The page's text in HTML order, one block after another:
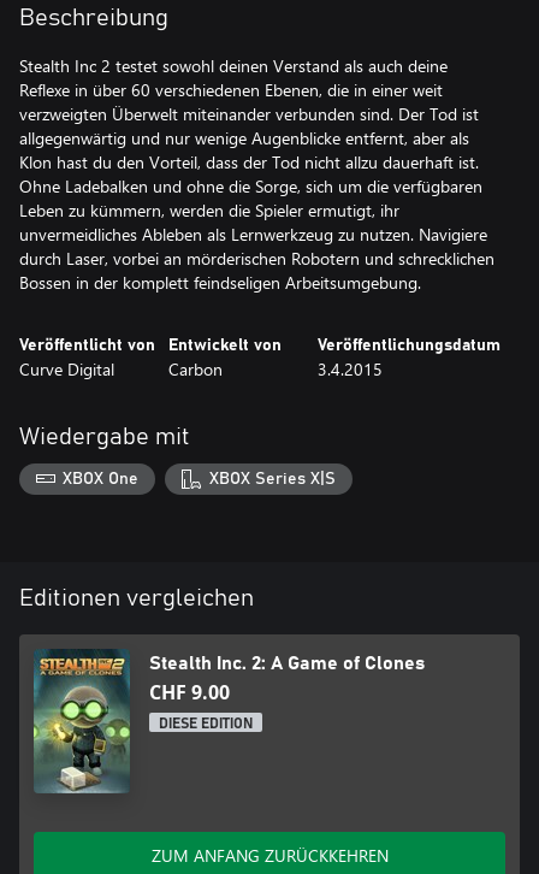
Beschreibung
Stealth Inc 2 testet sowohl deinen Verstand als auch deine
Reflexe in über 60 verschiedenen Ebenen, die in einer weit
verzweigten Überwelt miteinander verbunden sind. Der Tod ist
allgegenwärtig und nur wenige Augenblicke entfernt, aber als
Klon hast du den Vorteil, dass der Tod nicht allzu dauerhaft ist.
Ohne Ladebalken und ohne die Sorge, sich um die verfügbaren
Leben zu kümmern, werden die Spieler ermutigt, ihr
unvermeidliches Ableben als Lernwerkzeug zu nutzen. Navigiere
durch Laser, vorbei an mörderischen Robotern und schrecklichen
Veröffentlicht von
Curve Digital
Entwickelt von
Carbon
Veröffentlichungsdatum
3.4.2015
Wiedergabe mit
XBOX One XBOX Series X|S
Editionen vergleichen
Stealth Inc. 2: A Game of Clones
CHF 9.00
DIESE EDITION
ZUM ANFANG ZURÜCKKEHREN